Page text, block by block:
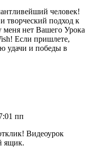
человек!
творческий подход к
меня нет Вашего Урока
Если пришлете,
удачи и победы в
пп
Видеоурок
ящик.